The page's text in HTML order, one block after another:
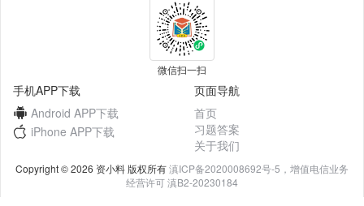
微信扫一扫
手机APP下载
Android APP下载
iPhone APP下载
页面导航
首页
习题答案
关于我们
Copyright © 2026 资小料 版权所有滇ICP备2020008692号-5，增值电信业务
经营许可 滇B2-20230184